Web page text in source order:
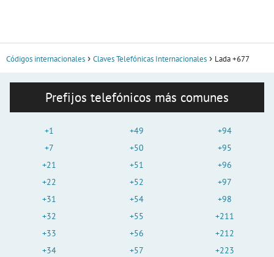
Códigos internacionales Claves Telefónicas Internacionales Lada +677
Prefijos telefónicos más comunes
+1
+7
+21
+22
+31
+32
+33
+34
+49
+50
+51
+52
+54
+55
+56
+57
+94
+95
+96
+97
+98
+211
+212
+223